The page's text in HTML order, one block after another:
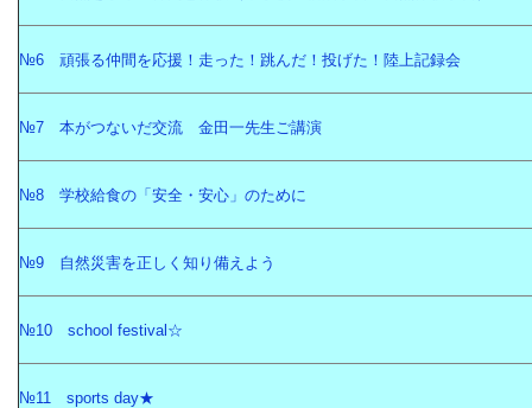
№6 頑張る仲間を応援！走った！跳んだ！投げた！陸上記録会
№7 本がつないだ交流 金田一先生ご講演
№8 学校給食の「安全・安心」のために
№9 自然災害を正しく知り備えよう
№10 school festival☆
№11 sports day★